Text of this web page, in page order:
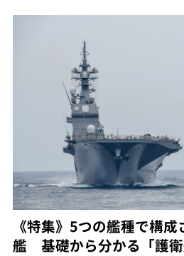
《特集》5つの艦種で構
艦 基礎から分かる「護